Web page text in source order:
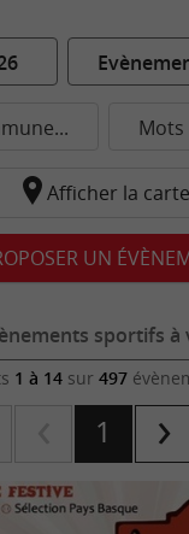
Mots
Afficher la carte
UN
sportifs à
1 à 14sur 497
1